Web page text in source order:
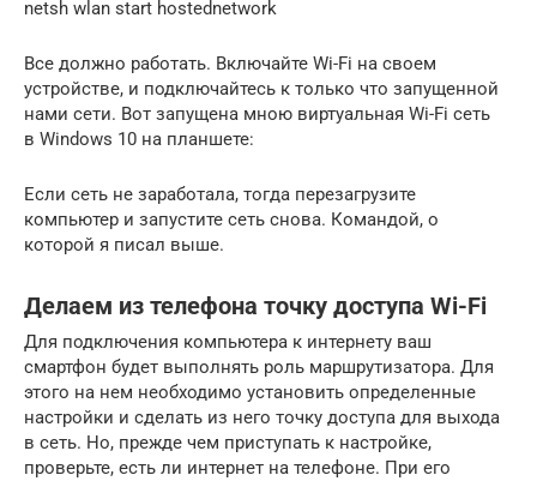
netsh wlan start hostednetwork
Все должно работать. Включайте Wi-Fi на своем
устройстве, и подключайтесь к только что запущенной
нами сети. Вот запущена мною виртуальная Wi-Fi сеть
в Windows 10 на планшете:
Если сеть не заработала, тогда перезагрузите
компьютер и запустите сеть снова. Командой, о
которой я писал выше.
Делаем из телефона точку доступа Wi-Fi
Для подключения компьютера к интернету ваш
смартфон будет выполнять роль маршрутизатора. Для
этого на нем необходимо установить определенные
настройки и сделать из него точку доступа для выхода
в сеть. Но, прежде чем приступать к настройке,
проверьте, есть ли интернет на телефоне. При его